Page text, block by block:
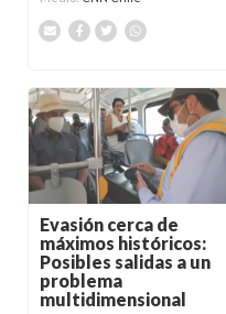
Evasión cerca de
máximos históricos:
Posibles salidas a un
problema
multidimensional